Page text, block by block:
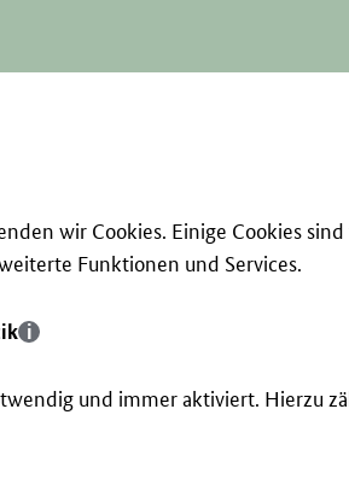
wir Cookies. Einige Cookies
Funktionen und Services.
und immer aktiviert. Hierzu